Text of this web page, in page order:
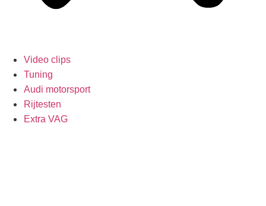
Video clips
Tuning
Audi motorsport
Rijtesten
Extra VAG